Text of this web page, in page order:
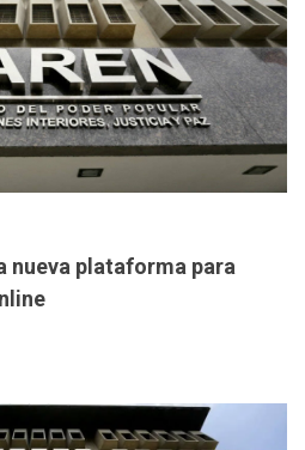
nueva plataforma para